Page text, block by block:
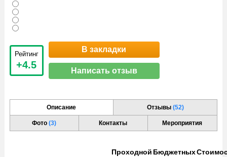
Рейтинг
+4.5
В закладки
Написать отзыв
Описание Отзывы (52)
Фото(3) Контакты Мероприятия
Проходной Бюджетных